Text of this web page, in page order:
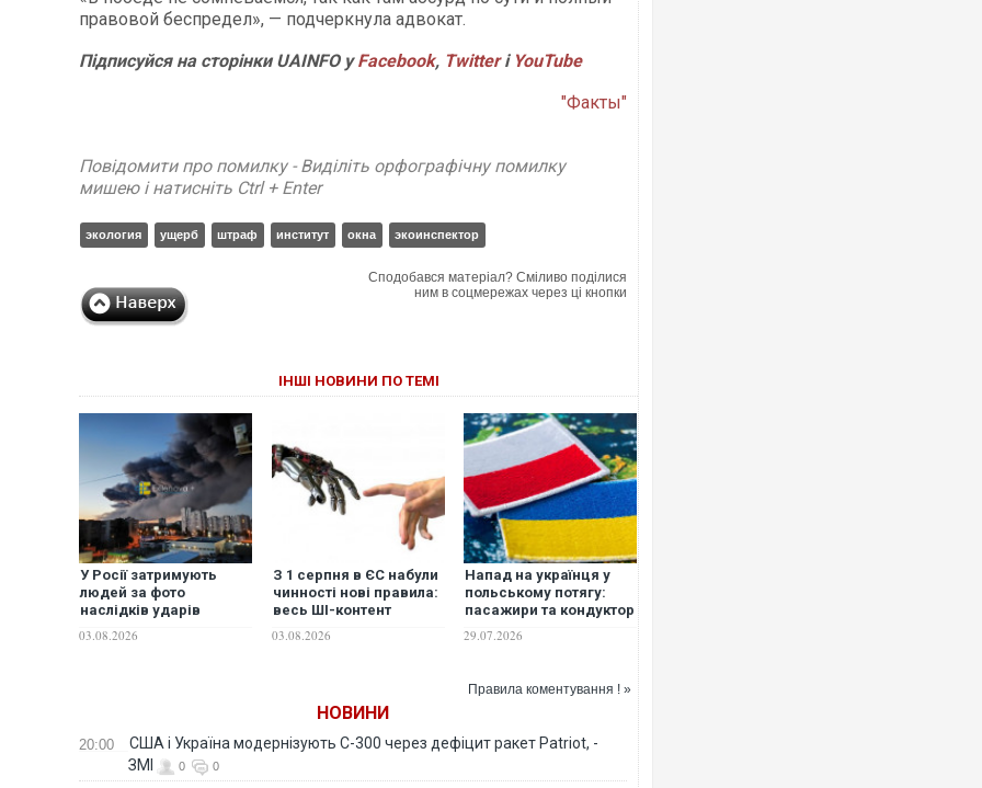
правовой беспредел», — подчеркнула адвокат.
Підписуйся на сторінки UAINFO уFacebook, Twitterі YouTube
"Факты"
Повідомити про помилку - Виділіть орфографічну помилку
мишею і натисніть Ctrl + Enter
экология ущерб штраф институт окна экоинспектор
Сподобався матеріал? Сміливо поділися
ним в соцмережах через ці кнопки
ІНШІ НОВИНИ ПО ТЕМІ
У Росії затримують
людей за фото
наслідків ударів
та лякають штрафами
03.08.2026
З 1 серпня в ЄС набули
чинності нові правила:
весь ШІ-контент
обов'язковому
03.08.2026
Напад на українця у
польському потягу:
пасажири та кондуктор
із вагона
29.07.2026
Правила коментування ! »
НОВИНИ
20:00
США і Україна модернізують С-300 через дефіцит ракет Patriot, -
ЗМІ
0 0